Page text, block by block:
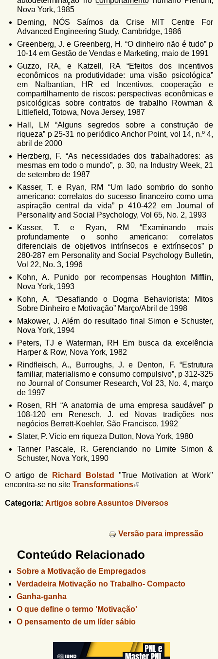
Nova York, 1985
Deming, NÓS Saímos da Crise MIT Centre For
Advanced Engineering Study, Cambridge, 1986
Greenberg, J. e Greenberg, H. “O dinheiro não é tudo” p
10-14 em Gestão de Vendas e Marketing, maio de 1991
Guzzo, RA, e Katzell, RA “Efeitos dos incentivos
econômicos na produtividade: uma visão psicológica”
em Nalbantian, HR ed Incentivos, cooperação e
compartilhamento de riscos: perspectivas econômicas e
psicológicas sobre contratos de trabalho Rowman &
Littlefield, Totowa, Nova Jersey, 1987
Hall, LM “Alguns segredos sobre a construção de
riqueza” p 25-31 no periódico Anchor Point, vol 14, n.º 4,
abril de 2000
Herzberg, F. “As necessidades dos trabalhadores: as
mesmas em todo o mundo”, p. 30, na Industry Week, 21
de setembro de 1987
Kasser, T. e Ryan, RM “Um lado sombrio do sonho
americano: correlatos do sucesso financeiro como uma
aspiração central da vida” p 410-422 em Journal of
Personality and Social Psychology, Vol 65, No. 2, 1993
Kasser, T. e Ryan, RM “Examinando mais
profundamente o sonho americano: correlatos
diferenciais de objetivos intrínsecos e extrínsecos” p
280-287 em Personality and Social Psychology Bulletin,
Vol 22, No. 3, 1996
Kohn, A. Punido por recompensas Houghton Mifflin,
Nova York, 1993
Kohn, A. “Desafiando o Dogma Behaviorista: Mitos
Sobre Dinheiro e Motivação” Março/Abril de 1998
Makower, J. Além do resultado final Simon e Schuster,
Nova York, 1994
Peters, TJ e Waterman, RH Em busca da excelência
Harper & Row, Nova York, 1982
Rindfleisch, A., Burroughs, J. e Denton, F. “Estrutura
familiar, materialismo e consumo compulsivo”, p 312-325
no Journal of Consumer Research, Vol 23, No. 4, março
de 1997
Rosen, RH “A anatomia de uma empresa saudável” p
108-120 em Renesch, J. ed Novas tradições nos
negócios Berrett-Koehler, São Francisco, 1992
Slater, P. Vício em riqueza Dutton, Nova York, 1980
Tanner Pascale, R. Gerenciando no Limite Simon &
Schuster, Nova York, 1990
O artigo de Richard Bolstad
"True Motivation at Work"
encontra-se no site Transformations
Categoria: Artigos sobre Assuntos Diversos
Versão para impressão
Conteúdo Relacionado
Sobre a Motivação de Empregados
Verdadeira Motivação no Trabalho- Compacto
Ganha-ganha
O que define o termo 'Motivação'
O pensamento de um líder sábio